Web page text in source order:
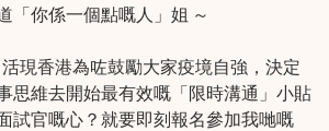
「你係一個點嘅人」姐 ～
活現香港為咗鼓勵大家疫境自強，決定
思維去開始最有效嘅「限時溝通」小貼
試官嘅心？就要即刻報名參加我哋嘅